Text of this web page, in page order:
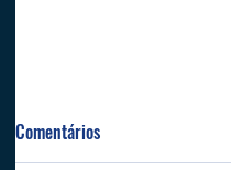
Comentários